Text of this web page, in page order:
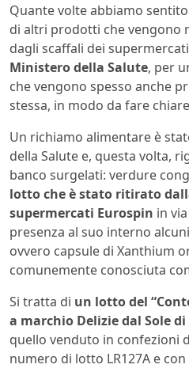
Quante volte abbiamo
di altri prodotti che vengono
dagli scaffali dei
Ministero della Salute, per
che vengono spesso anche
stessa, in modo da fare
Un richiamo alimentare è
della Salute e, questa volta,
banco surgelati: verdure
lotto che è stato ritirato
supermercati Eurospin in
presenza al suo interno
ovvero capsule di Xanthium
comunemente conosciuta
Si tratta di un lotto del
a marchio Delizie dal Sole
quello venduto in confezioni
numero di lotto LR127A e